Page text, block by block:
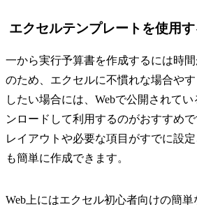
エクセルテンプレートを使用す
一から実行予算書を作成するには時
のため、エクセルに不慣れな場合や
したい場合には、Webで公開されて
ンロードして利用するのがおすすめ
レイアウトや必要な項目がすでに設
も簡単に作成できます。
Web上にはエクセル初心者向けの簡